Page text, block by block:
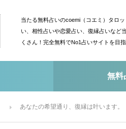
当たる無料占いのcoemi（コエミ）タロ
い、相性占いや恋愛占い、復縁占いなど
くさん！完全無料でNo1占いサイトを目
無料
あなたの希望通り、復縁は叶います。